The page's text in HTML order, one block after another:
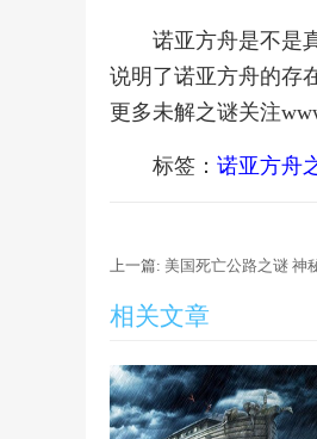
诺亚方舟是不是
说明了诺亚方舟的存
更多未解之谜关注
标签： 诺亚方舟
上一篇: 美国死亡公路之谜 神
相关文章